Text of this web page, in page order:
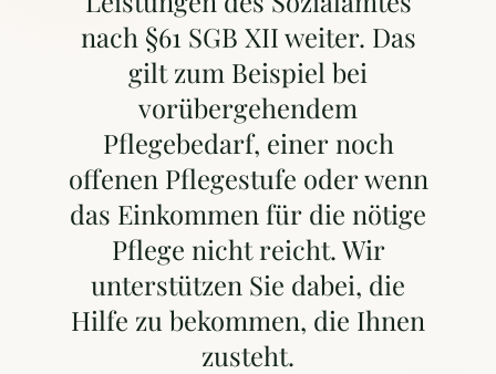
nach §61 SGB XII weiter. Das
gilt zum Beispiel bei
vorübergehendem
Pflegebedarf, einer noch
offenen Pflegestufe oder wenn
das Einkommen für die nötige
Pflege nicht reicht. Wir
unterstützen Sie dabei, die
Hilfe zu bekommen, die Ihnen
zusteht.